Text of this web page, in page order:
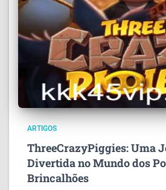
ARTIGOS
ThreeCrazyPiggies: Uma
Divertida no Mundo dos
Brincalhões